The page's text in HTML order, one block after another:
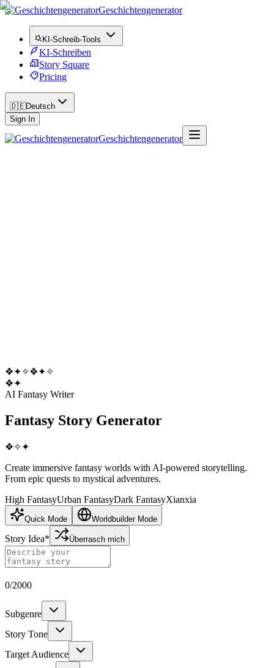
Geschichtengenerator
KI-Schreib-Tools
KI-Schreiben
Story Square
Pricing
🇩🇪Deutsch
Sign In
Geschichtengenerator
❖✦✧❖✦✧
❖✦
AI Fantasy Writer
Fantasy Story Generator
❖✧✦
Create immersive fantasy worlds with AI-powered storytelling.
From epic quests to mystical adventures.
High FantasyUrban FantasyDark FantasyXianxia
Quick Mode Worldbuilder Mode
Story Idea* Überrasch mich
0/2000
Subgenre
Story Tone
Target Audience